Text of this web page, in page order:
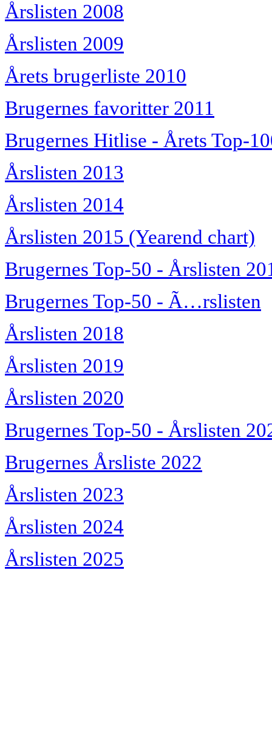
Årslisten 2008
Årslisten 2009
Årets brugerliste 2010
Brugernes favoritter 2011
Brugernes Hitlise - Årets Top-
Årslisten 2013
Årslisten 2014
Årslisten 2015 (Yearend chart)
Brugernes Top-50 - Årslisten
Brugernes Top-50 - Ã…rslisten
Årslisten 2018
Årslisten 2019
Årslisten 2020
Brugernes Top-50 - Årslisten
Brugernes Årsliste 2022
Årslisten 2023
Årslisten 2024
Årslisten 2025